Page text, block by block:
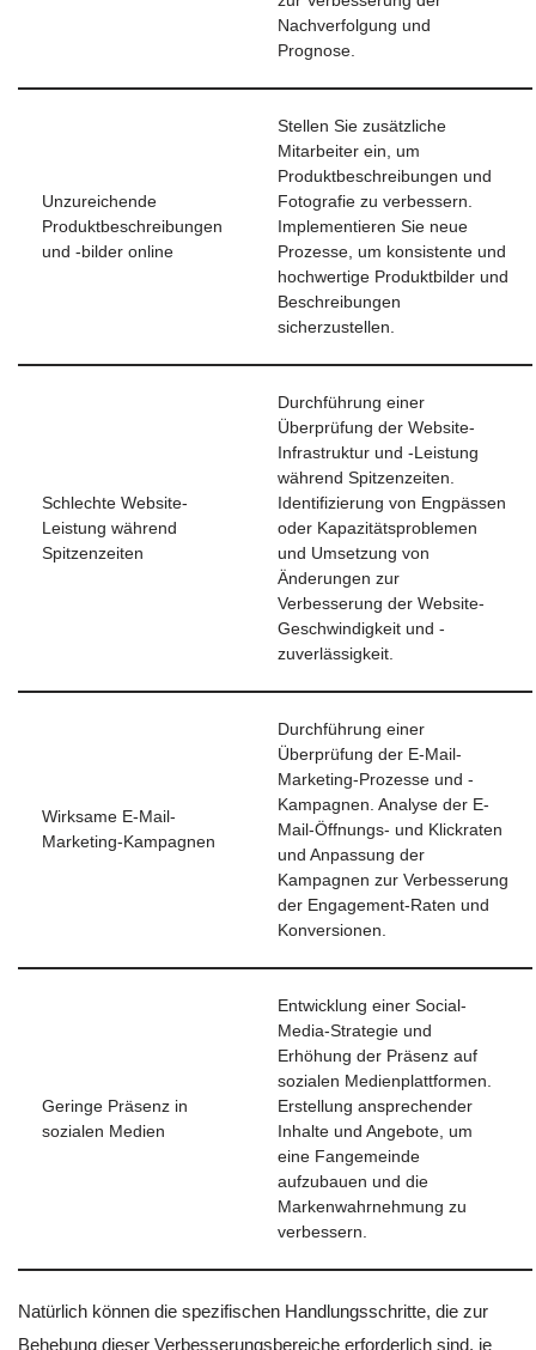
Nachverfolgung und
Prognose.
Unzureichende
Produktbeschreibungen
und -bilder online
Stellen Sie zusätzliche
Mitarbeiter ein, um
Produktbeschreibungen und
Fotografie zu verbessern.
Implementieren Sie neue
Prozesse, um konsistente und
hochwertige Produktbilder und
Beschreibungen
sicherzustellen.
Schlechte Website-
Leistung während
Spitzenzeiten
Durchführung einer
Überprüfung der Website-
Infrastruktur und -Leistung
während Spitzenzeiten.
Identifizierung von Engpässen
oder Kapazitätsproblemen
und Umsetzung von
Änderungen zur
Verbesserung der Website-
Geschwindigkeit und -
zuverlässigkeit.
Wirksame E-Mail-
Marketing-Kampagnen
Durchführung einer
Überprüfung der E-Mail-
Marketing-Prozesse und -
Kampagnen. Analyse der E-
Mail-Öffnungs- und Klickraten
und Anpassung der
Kampagnen zur Verbesserung
der Engagement-Raten und
Konversionen.
Geringe Präsenz in
sozialen Medien
Entwicklung einer Social-
Media-Strategie und
Erhöhung der Präsenz auf
sozialen Medienplattformen.
Erstellung ansprechender
Inhalte und Angebote, um
eine Fangemeinde
aufzubauen und die
Markenwahrnehmung zu
verbessern.
Natürlich können die spezifischen Handlungsschritte, die zur
Behebung dieser Verbesserungsbereiche erforderlich sind, je